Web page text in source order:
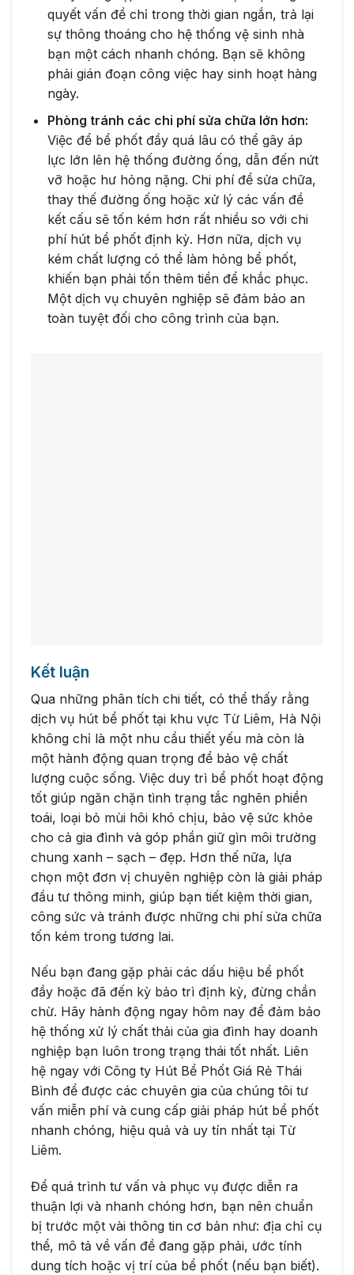
quyết vấn đề chỉ trong thời gian ngắn, trả lại
sự thông thoáng cho hệ thống vệ sinh nhà
bạn một cách nhanh chóng. Bạn sẽ không
phải gián đoạn công việc hay sinh hoạt hàng
ngày.
Phòng tránh các chi phí sửa chữa lớn hơn:
Việc để bể phốt đầy quá lâu có thể gây áp
lực lớn lên hệ thống đường ống, dẫn đến nứt
vỡ hoặc hư hỏng nặng. Chi phí để sửa chữa,
thay thế đường ống hoặc xử lý các vấn đề
kết cấu sẽ tốn kém hơn rất nhiều so với chi
phí hút bể phốt định kỳ. Hơn nữa, dịch vụ
kém chất lượng có thể làm hỏng bể phốt,
khiến bạn phải tốn thêm tiền để khắc phục.
Một dịch vụ chuyên nghiệp sẽ đảm bảo an
toàn tuyệt đối cho công trình của bạn.
Kết luận
Qua những phân tích chi tiết, có thể thấy rằng
dịch vụ hút bể phốt tại khu vực Từ Liêm, Hà Nội
không chỉ là một nhu cầu thiết yếu mà còn là
một hành động quan trọng để bảo vệ chất
lượng cuộc sống. Việc duy trì bể phốt hoạt động
tốt giúp ngăn chặn tình trạng tắc nghẽn phiền
toái, loại bỏ mùi hôi khó chịu, bảo vệ sức khỏe
cho cả gia đình và góp phần giữ gìn môi trường
chung xanh – sạch – đẹp. Hơn thế nữa, lựa
chọn một đơn vị chuyên nghiệp còn là giải pháp
đầu tư thông minh, giúp bạn tiết kiệm thời gian,
công sức và tránh được những chi phí sửa chữa
tốn kém trong tương lai.
Nếu bạn đang gặp phải các dấu hiệu bể phốt
đầy hoặc đã đến kỳ bảo trì định kỳ, đừng chần
chừ. Hãy hành động ngay hôm nay để đảm bảo
hệ thống xử lý chất thải của gia đình hay doanh
nghiệp bạn luôn trong trạng thái tốt nhất. Liên
hệ ngay với Công ty Hút Bể Phốt Giá Rẻ Thái
Bình để được các chuyên gia của chúng tôi tư
vấn miễn phí và cung cấp giải pháp hút bể phốt
nhanh chóng, hiệu quả và uy tín nhất tại Từ
Liêm.
Để quá trình tư vấn và phục vụ được diễn ra
thuận lợi và nhanh chóng hơn, bạn nên chuẩn
bị trước một vài thông tin cơ bản như: địa chỉ cụ
thể, mô tả về vấn đề đang gặp phải, ước tính
dung tích hoặc vị trí của bể phốt (nếu bạn biết).